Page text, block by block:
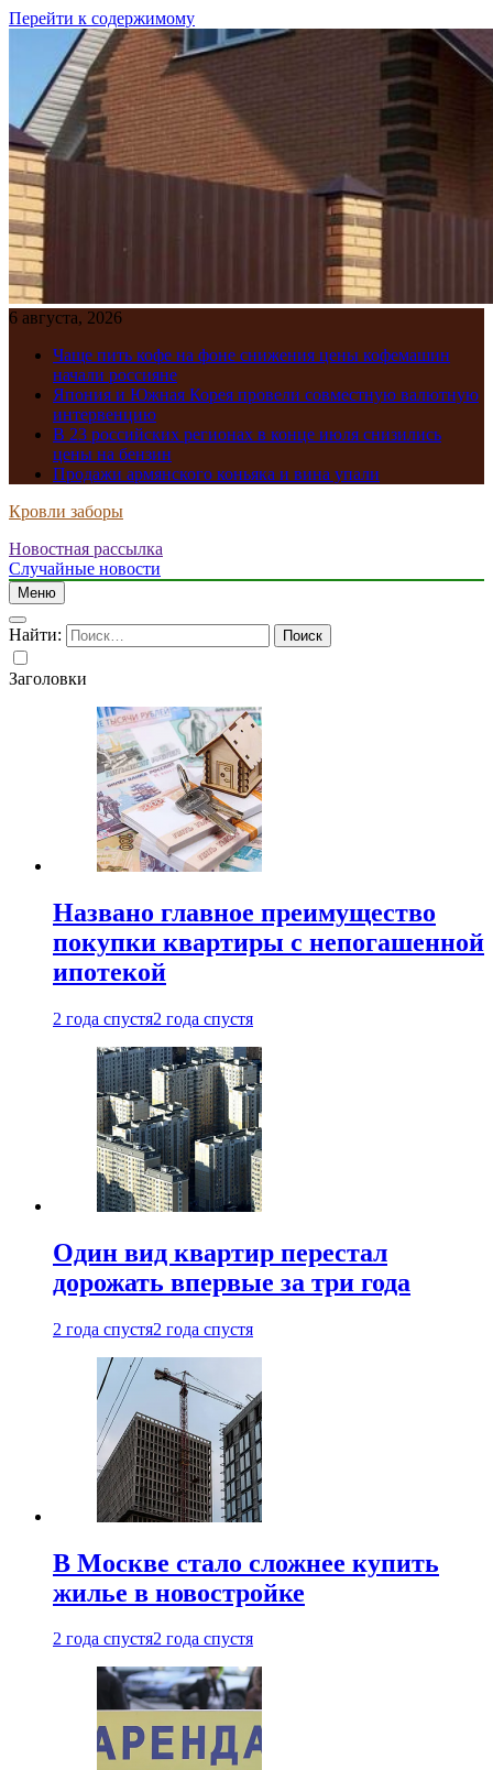
Перейти к содержимому
6 августа, 2026
Чаще пить кофе на фоне снижения цены кофемашин
начали россияне
Япония и Южная Корея провели совместную валютную
интервенцию
В 23 российских регионах в конце июля снизились
цены на бензин
Продажи армянского коньяка и вина упали
Кровли заборы
Новостная рассылка
Случайные новости
Меню
Найти:
Заголовки
Названо главное преимущество
покупки квартиры с непогашенной
ипотекой
2 года спустя2 года спустя
Один вид квартир перестал
дорожать впервые за три года
2 года спустя2 года спустя
В Москве стало сложнее купить
жилье в новостройке
2 года спустя2 года спустя